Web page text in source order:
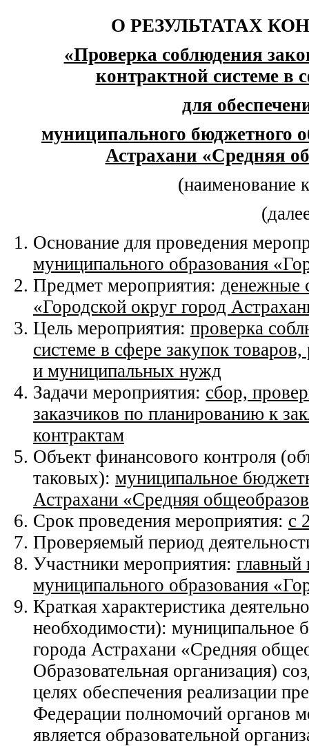
О РЕЗУЛЬТАТАХ
«Проверка соблюдения
контрактной системе в
для
муниципального бюджетного
Астрахани «Средняя
(наименование
Основание для проведения
муниципального образования
Предмет мероприятия: денежные
«Городской округ город
Цель мероприятия: проверка
системе в сфере закупок
и муниципальных нужд
Задачи мероприятия: сбор,
заказчиков по планированию к
контрактам
Объект финансового контроля
таковых): муниципальное
Астрахани «Средняя
Срок проведения мероприятия: с
Проверяемый период
Участники мероприятия: главный
муниципального образования
Краткая характеристика
необходимости): муниципальное
города Астрахани «Средняя
Образовательная организация)
целях обеспечения реализации
Федерации полномочий органов
является образовательной